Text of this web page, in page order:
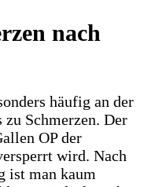
nach
häufig an der
zu Schmerzen. Der
OP der
wird. Nach
ist man kaum